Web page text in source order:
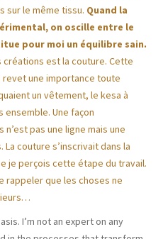
sur le même tissu. Quand la
on oscille entre le
pour moi un équilibre sain.
est la couture. Cette
une importance toute
un vêtement, le kesa à
Une façon
pas une ligne mais une
couture s’inscrivait dans la
je perçois cette étape du travail.
rappeler que les choses ne
I’m not an expert on any